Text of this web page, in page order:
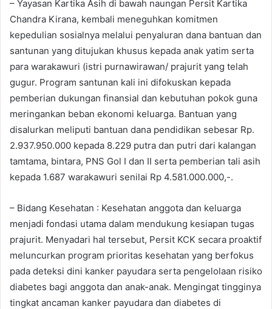
– Yayasan Kartika Asih di bawah naungan Persit Kartika
Chandra Kirana, kembali meneguhkan komitmen
kepedulian sosialnya melalui penyaluran dana bantuan dan
santunan yang ditujukan khusus kepada anak yatim serta
para warakawuri (istri purnawirawan/ prajurit yang telah
gugur. Program santunan kali ini difokuskan kepada
pemberian dukungan finansial dan kebutuhan pokok guna
meringankan beban ekonomi keluarga. Bantuan yang
disalurkan meliputi bantuan dana pendidikan sebesar Rp.
2.937.950.000 kepada 8.229 putra dan putri dari kalangan
tamtama, bintara, PNS Gol I dan II serta pemberian tali asih
kepada 1.687 warakawuri senilai Rp 4.581.000.000,-.
– Bidang Kesehatan : Kesehatan anggota dan keluarga
menjadi fondasi utama dalam mendukung kesiapan tugas
prajurit. Menyadari hal tersebut, Persit KCK secara proaktif
meluncurkan program prioritas kesehatan yang berfokus
pada deteksi dini kanker payudara serta pengelolaan risiko
diabetes bagi anggota dan anak-anak. Mengingat tingginya
tingkat ancaman kanker payudara dan diabetes di